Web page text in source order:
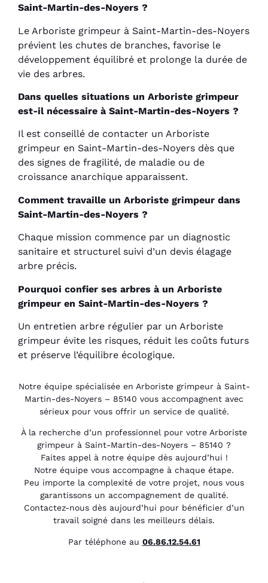
Saint-Martin-des-Noyers ?
Le Arboriste grimpeur à Saint-Martin-des-Noyers
prévient les chutes de branches, favorise le
développement équilibré et prolonge la durée de
vie des arbres.
Dans quelles situations un Arboriste grimpeur
est-il nécessaire à Saint-Martin-des-Noyers ?
Il est conseillé de contacter un Arboriste
grimpeur en Saint-Martin-des-Noyers dès que
des signes de fragilité, de maladie ou de
croissance anarchique apparaissent.
Comment travaille un Arboriste grimpeur dans
Saint-Martin-des-Noyers ?
Chaque mission commence par un diagnostic
sanitaire et structurel suivi d’un devis élagage
arbre précis.
Pourquoi confier ses arbres à un Arboriste
grimpeur en Saint-Martin-des-Noyers ?
Un entretien arbre régulier par un Arboriste
grimpeur évite les risques, réduit les coûts futurs
et préserve l’équilibre écologique.
Notre équipe spécialisée en Arboriste grimpeur à Saint-
Martin-des-Noyers – 85140 vous accompagnent avec
sérieux pour vous offrir un service de qualité.
À la recherche d’un professionnel pour votre Arboriste
grimpeur à Saint-Martin-des-Noyers – 85140 ?
Faites appel à notre équipe dès aujourd’hui !
Notre équipe vous accompagne à chaque étape.
Peu importe la complexité de votre projet, nous vous
garantissons un accompagnement de qualité.
Contactez-nous dès aujourd’hui pour bénéficier d’un
travail soigné dans les meilleurs délais.
Par téléphone au 06.86.12.54.61